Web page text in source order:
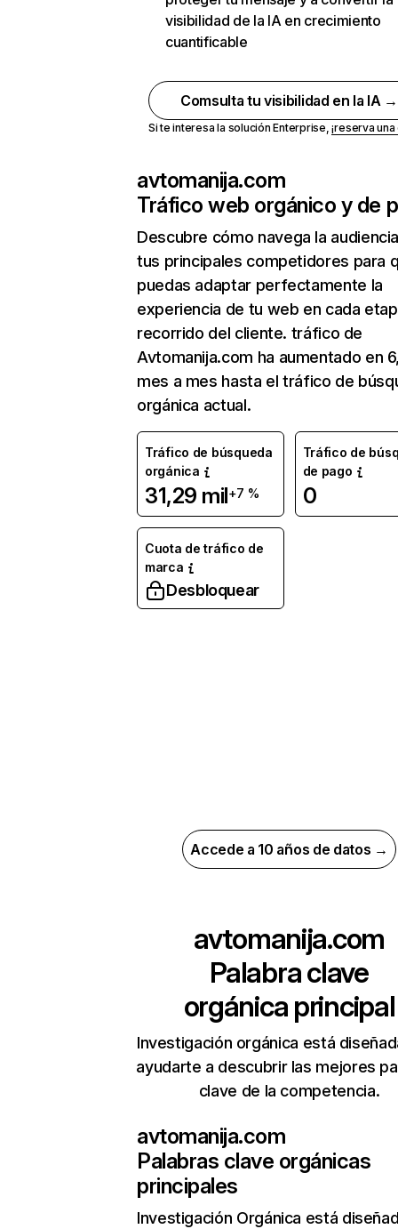
visibilidad de la IA en crecimiento
cuantificable
Comsulta tu visibilidad en la IA →
Si te interesa la solución Enterprise,¡reserva
avtomanija.com
Tráfico web orgánico y de
Descubre cómo navega la
tus principales competidores para
puedas adaptar perfectamente la
experiencia de tu web en cada
recorrido del cliente. tráfico de
Avtomanija.com ha aumentado en
mes a mes hasta el tráfico de
orgánica actual.
Tráfico de búsqueda
orgánica
31,29 mil+7 %
Tráfico de
de pago
0
Cuota de tráfico de
marca
Desbloquear
Accede a 10 años de datos →
avtomanija.com
Palabra clave
orgánica principal
Investigación orgánica está
ayudarte a descubrir las mejores
clave de la competencia.
avtomanija.com
Palabras clave orgánicas
principales
Investigación Orgánica está